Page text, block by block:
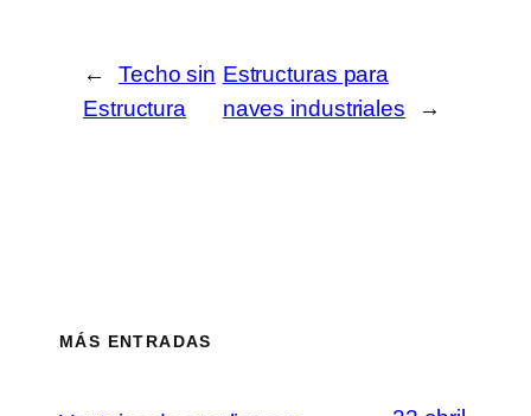
←
Techo sin
Estructura
Estructuras para
naves industriales
→
MÁS ENTRADAS